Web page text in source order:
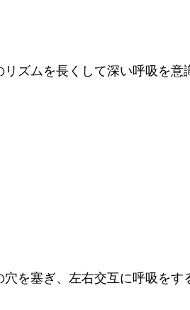
ズムを長くして深い呼吸を意
を塞ぎ、左右交互に呼吸をす